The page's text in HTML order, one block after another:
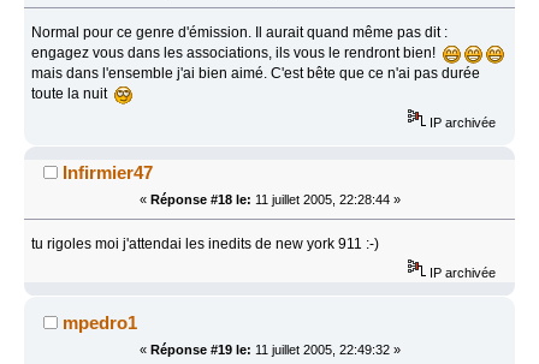
Normal pour ce genre d'émission. Il aurait quand même pas dit :
engagez vous dans les associations, ils vous le rendront bien!
mais dans l'ensemble j'ai bien aimé. C'est bête que ce n'ai pas durée
toute la nuit
IP archivée
Infirmier47
« Réponse #18 le: 11 juillet 2005, 22:28:44 »
tu rigoles moi j'attendai les inedits de new york 911 :-)
IP archivée
mpedro1
« Réponse #19 le: 11 juillet 2005, 22:49:32 »